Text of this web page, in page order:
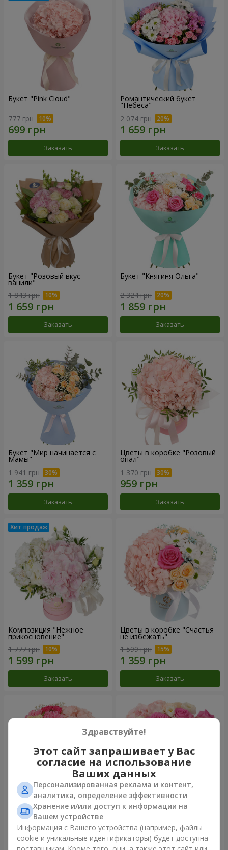
Букет "Pink Cloud"
777 грн
Заказать
Романтический букет
"Небеса"
2 074 грн
Заказать
Букет "Розовый вкус
ванили"
1 843 грн
Заказать
Букет "Княгиня Ольга"
2 324 грн
Заказать
Букет "Мир начинается с
Мамы"
1 941 грн
Заказать
Цветы в коробке "Розовый
опал"
1 370 грн
Заказать
Композиция "Нежное
прикосновение"
1 777 грн
Заказать
Цветы в коробке "Счастья
не избежать"
1 599 грн
Заказать
Цветы в коробке "Соломия"
2 110 грн
Композиция "Barbie"
2 532 грн
Здравствуйте!
Этот сайт запрашивает у Вас
согласие на использование
Ваших данных
Персонализированная реклама и контент,
аналитика, определение эффективности
Хранение и/или доступ к информации на
Вашем устройстве
Информация с Вашего устройства (например, файлы
cookie и уникальные идентификаторы) будет доступна